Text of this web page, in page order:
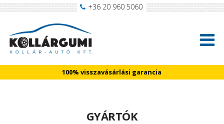
+36 20 960 5060
100% visszavásárlási garancia
GYÁRTÓK